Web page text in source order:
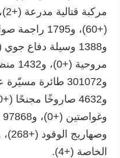
الخاصة (+4).